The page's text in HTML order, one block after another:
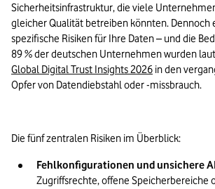
Sicherheitsinfrastruktur, die viele
gleicher Qualität betreiben könnten. Dennoch
spezifische Risiken für Ihre Daten – und die
Global Digital Trust Insights 2026 in den
Opfer von Datendiebstahl oder -missbrauch.
Die fünf zentralen Risiken im Überblick:
Fehlkonfigurationen und unsichere
Zugriffsrechte, offene Speicherbereiche